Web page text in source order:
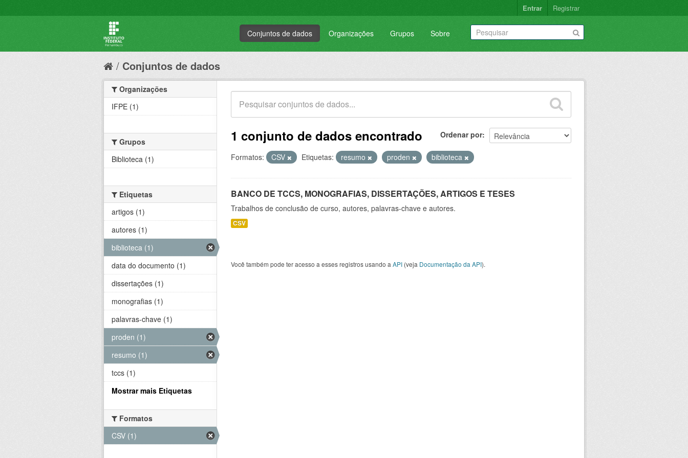
Entrar Registrar
Conjuntos de dados Organizações Grupos Sobre
Conjuntos de dados
Ordenar por
1 conjunto de dados encontrado
Formatos: CSV Etiquetas: resumo proden biblioteca
BANCO DE TCCS, MONOGRAFIAS, DISSERTAÇÕES, ARTIGOS E TESES
Trabalhos de conclusão de curso, autores, palavras-chave e autores.
CSV
Você também pode ter acesso a esses registros usando a API (veja Documentação da API).
Organizações
IFPE (1)
Grupos
Biblioteca (1)
Etiquetas
artigos (1)
autores (1)
biblioteca (1)
data do documento (1)
dissertações (1)
monografias (1)
palavras-chave (1)
proden (1)
resumo (1)
tccs (1)
Mostrar mais Etiquetas
Formatos
CSV (1)